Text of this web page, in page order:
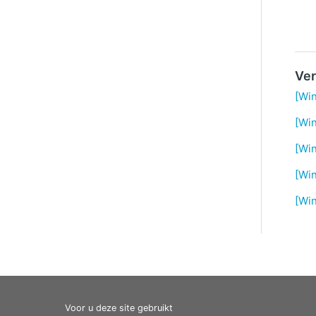
Voor u deze site gebruikt